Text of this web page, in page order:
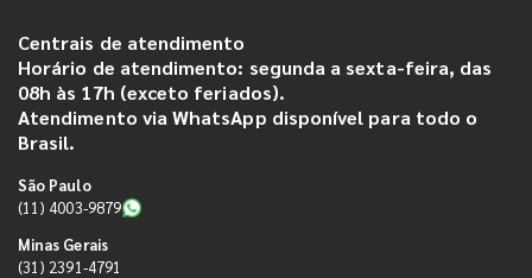
Centrais de atendimento
Horário de atendimento: segunda a sexta-feira, das
08h às 17h (exceto feriados).
Atendimento via WhatsApp disponível para todo o
Brasil.
São Paulo
(11) 4003-9879
Minas Gerais
(31) 2391-4791